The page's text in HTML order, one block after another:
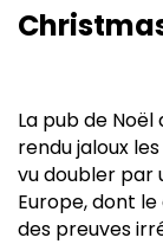
La pub de
rendu jaloux
vu doubler par
Europe, dont
des preuves